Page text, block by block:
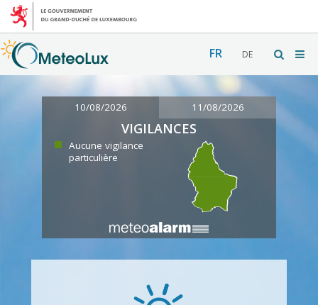
FR DE
10/08/2026 11/08/2026
VIGILANCES
Aucune vigilance
particulière